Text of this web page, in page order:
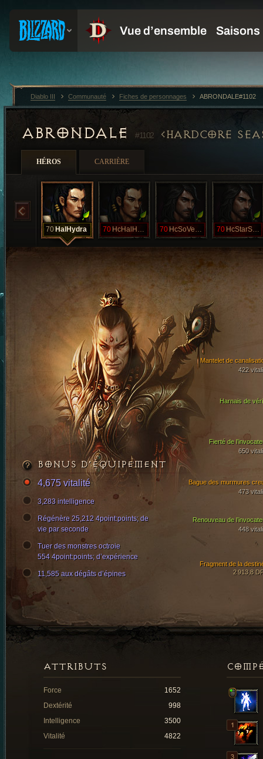
ABRONDALE #1102 HARDCORE
HÉROS CARRIÈRE
70 HalHydra 70 HcHalHydra 70 HcSoVenom 70 HcStarScream
Harnais de
Fierté de
650
Mantelet de
422
Renouveau de
448
Fragment de la
2 913,8
Bague des murmures
473
BONUS D’ÉQUIPEMENT
4,675 vitalité
3,283 intelligence
Régénère 25,212 4point:points; de
vie par seconde
Tuer des monstres octroie
554 4point:points; d’expérience
11,585 aux dégâts d’épines
ATTRIBUTS
Force
1652
Dextérité
998
Intelligence
3500
Vitalité
4822
Diablo III Communauté Fiches de personnages ABRONDALE#1102